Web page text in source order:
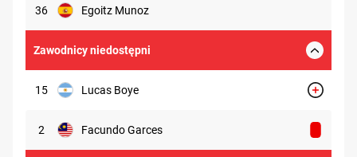
36 Egoitz Munoz
Zawodnicy niedostępni
15 Lucas Boye
2 Facundo Garces